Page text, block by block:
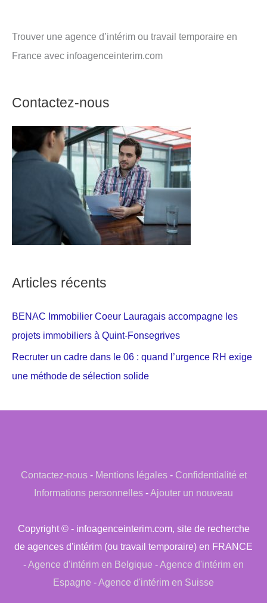
Trouver une agence d’intérim ou travail temporaire en
France avec infoagenceinterim.com
Contactez-nous
Articles récents
BENAC Immobilier Coeur Lauragais accompagne les
projets immobiliers à Quint-Fonsegrives
Recruter un cadre dans le 06 : quand l’urgence RH exige
une méthode de sélection solide
Contactez-nous- Mentions légales- Confidentialité et
Informations personnelles -Ajouter un nouveau
Copyright © - infoagenceinterim.com, site de recherche
de agences d'intérim (ou travail temporaire) en FRANCE
-Agence d'intérim en Belgique -Agence d'intérim en
Espagne -Agence d'intérim en Suisse